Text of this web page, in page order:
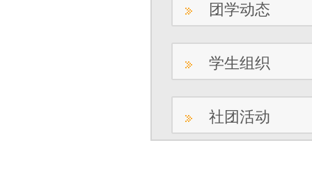
团学动态
学生组织
社团活动